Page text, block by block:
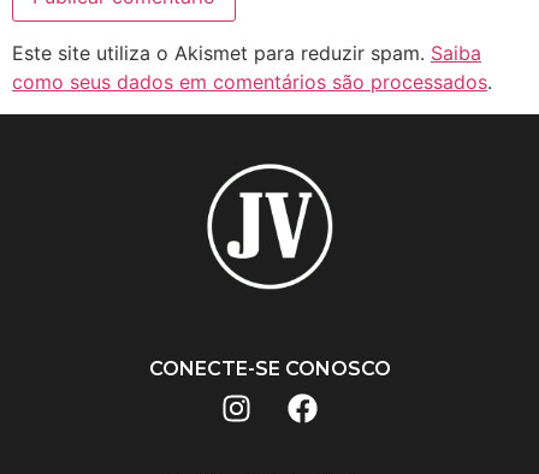
Este site utiliza o Akismet para reduzir spam. Saiba
como seus dados em comentários são processados.
CONECTE-SE CONOSCO